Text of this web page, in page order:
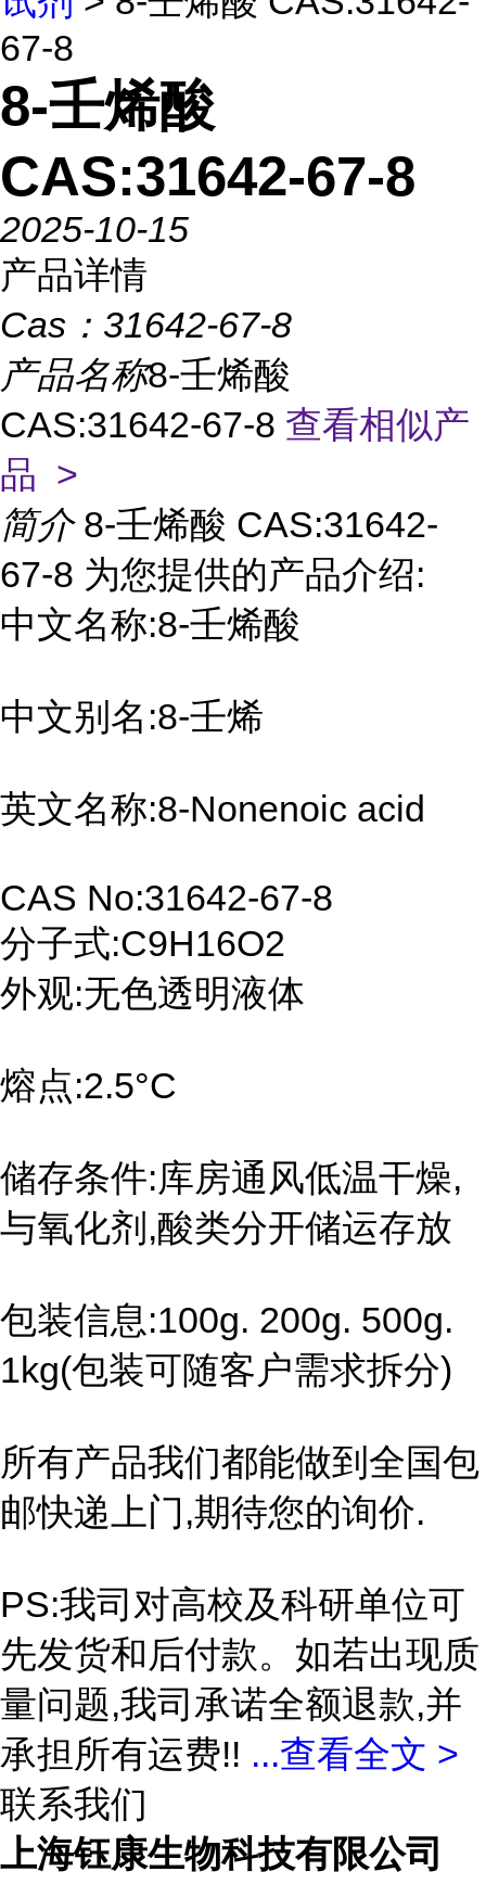
67-8
8-壬烯酸
CAS:31642-67-8
2025-10-15
产品详情
Cas： 31642-67-8
产品名称8-壬烯酸
CAS:31642-67-8 查看相似产
品 >
简介 8-壬烯酸 CAS:31642-
67-8 为您提供的产品介绍:
中文名称:8-壬烯酸
中文别名:8-壬烯
英文名称:8-Nonenoic acid
CAS No:31642-67-8
分子式:C9H16O2
外观:无色透明液体
熔点:2.5°C
储存条件:库房通风低温干燥,
与氧化剂,酸类分开储运存放
包装信息:100g. 200g. 500g.
1kg(包装可随客户需求拆分)
所有产品我们都能做到全国包
邮快递上门,期待您的询价.
PS:我司对高校及科研单位可
先发货和后付款。如若出现质
量问题,我司承诺全额退款,并
承担所有运费!! ...查看全文 >
联系我们
上海钰康生物科技有限公司